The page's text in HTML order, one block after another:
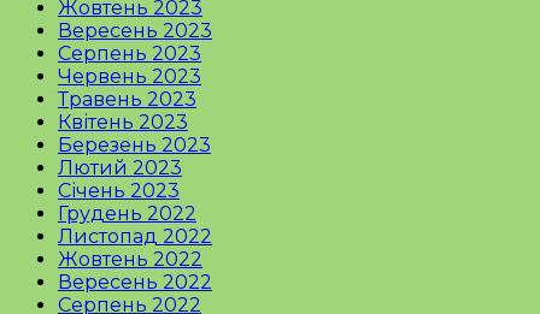
Жовтень 2023
Вересень 2023
Серпень 2023
Червень 2023
Травень 2023
Квітень 2023
Березень 2023
Лютий 2023
Січень 2023
Грудень 2022
Листопад 2022
Жовтень 2022
Вересень 2022
Серпень 2022